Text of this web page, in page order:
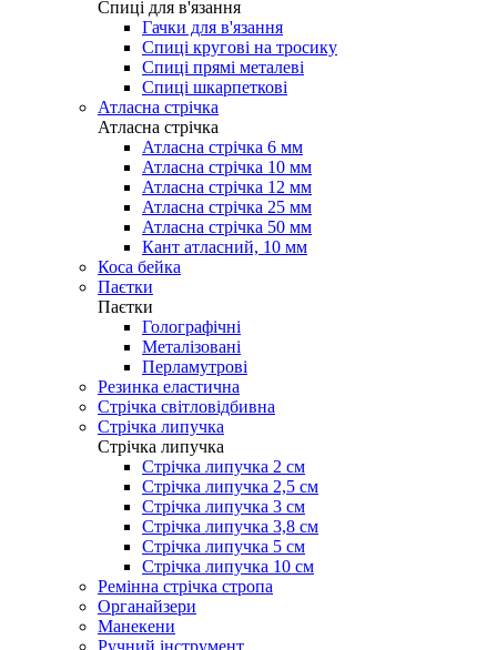
Cпиці для в'язання
Гачки для в'язання
Спиці кругові на тросику
Спиці прямі металеві
Спиці шкарпеткові
Атласна стрічка
Атласна стрічка
Атласна стрічка 6 мм
Атласна стрічка 10 мм
Атласна стрічка 12 мм
Атласна стрічка 25 мм
Атласна стрічка 50 мм
Кант атласний, 10 мм
Коса бейка
Паєтки
Паєтки
Голографічні
Металізовані
Перламутрові
Резинка еластична
Стрічка світловідбивна
Стрічка липучка
Стрічка липучка
Стрічка липучка 2 см
Стрічка липучка 2,5 см
Стрічка липучка 3 см
Стрічка липучка 3,8 см
Стрічка липучка 5 см
Стрічка липучка 10 см
Ремінна стрічка стропа
Органайзери
Манекени
Ручний інструмент